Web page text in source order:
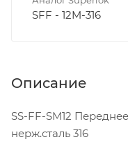
SFF - 12M-316
Описание
SS-FF-SM12
нерж.сталь 316